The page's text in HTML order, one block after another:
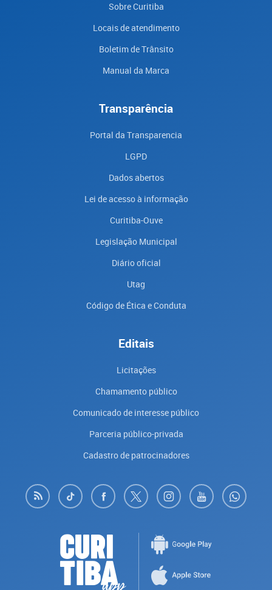
Sobre Curitiba
Locais de atendimento
Boletim de Trânsito
Manual da Marca
Transparência
Portal da Transparencia
LGPD
Dados abertos
Lei de acesso à informação
Curitiba-Ouve
Legislação Municipal
Diário oficial
Utag
Código de Ética e Conduta
Editais
Licitações
Chamamento público
Comunicado de interesse público
Parceria público-privada
Cadastro de patrocinadores